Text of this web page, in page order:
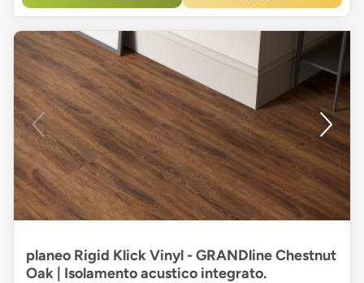
planeo Rigid Klick Vinyl - GRANDline Chestnut
Oak | Isolamento acustico integrato.